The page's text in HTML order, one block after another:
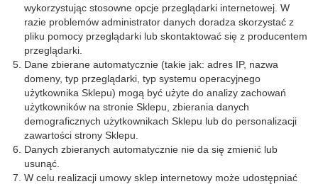
wykorzystując stosowne opcje przeglądarki internetowej. W
razie problemów administrator danych doradza skorzystać z
pliku pomocy przeglądarki lub skontaktować się z producentem
przeglądarki.
Dane zbierane automatycznie (takie jak: adres IP, nazwa
domeny, typ przeglądarki, typ systemu operacyjnego
użytkownika Sklepu) mogą być użyte do analizy zachowań
użytkowników na stronie Sklepu, zbierania danych
demograficznych użytkownikach Sklepu lub do personalizacji
zawartości strony Sklepu.
Danych zbieranych automatycznie nie da się zmienić lub
usunąć.
W celu realizacji umowy sklep internetowy może udostępniać